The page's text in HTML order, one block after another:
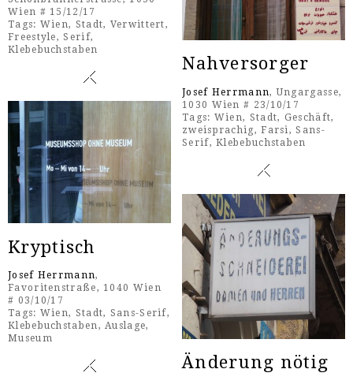
Wien # 15/12/17
Tags: Wien, Stadt, Verwittert,
Freestyle,Serif,
Klebebuchstaben
Nahversorger
Josef Herrmann, Ungargasse,
1030 Wien # 23/10/17
Tags: Wien, Stadt, Geschäft,
zweisprachig,Farsi ,Sans-
Serif,Klebebuchstaben
Kryptisch
Josef Herrmann,
Favoritenstraße, 1040 Wien
# 03/10/17
Tags: Wien, Stadt, Sans-Serif,
Klebebuchstaben,Auslage,
Museum
Änderung nötig